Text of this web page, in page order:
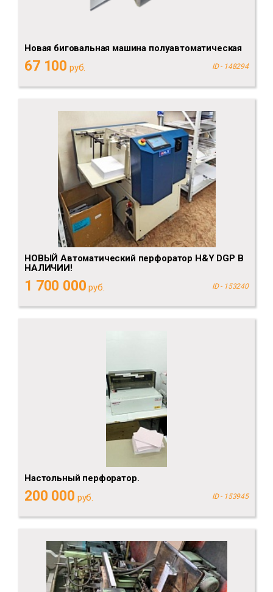
Новая биговальная машина полуавтоматическая
67 100 руб. ID - 148294
НОВЫЙ Автоматический перфоратор H&Y DGP В
НАЛИЧИИ!
1 700 000 руб. ID - 153240
Настольный перфоратор.
200 000 руб. ID - 153945